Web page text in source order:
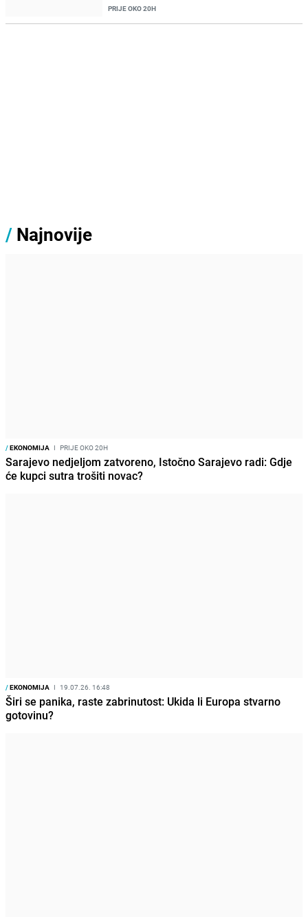
PRIJE OKO 20H
/ Najnovije
/EKONOMIJA I PRIJE OKO 20H
Sarajevo nedjeljom zatvoreno, Istočno Sarajevo radi: Gdje
će kupci sutra trošiti novac?
/EKONOMIJA I 19.07.26. 16:48
Širi se panika, raste zabrinutost: Ukida li Europa stvarno
gotovinu?